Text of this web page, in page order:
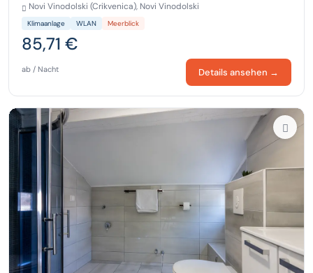
Novi Vinodolski (Crikvenica), Novi Vinodolski
Klimaanlage WLAN Meerblick
85,71 €
ab / Nacht Details ansehen →